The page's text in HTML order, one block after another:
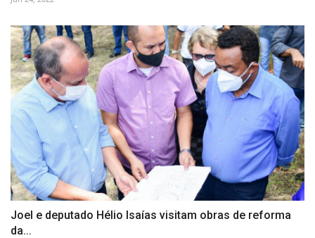
Joel e deputado Hélio Isaías visitam obras de reforma
da...